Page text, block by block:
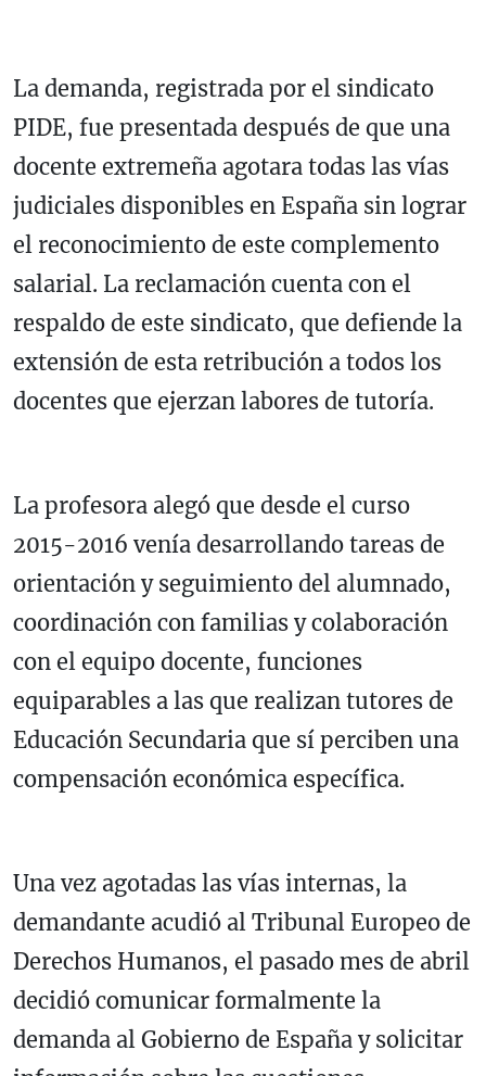
La demanda, registrada por el sindicato
PIDE, fue presentada después de que una
docente extremeña agotara todas las vías
judiciales disponibles en España sin lograr
el reconocimiento de este complemento
salarial. La reclamación cuenta con el
respaldo de este sindicato, que defiende la
extensión de esta retribución a todos los
docentes que ejerzan labores de tutoría.
La profesora alegó que desde el curso
2015-2016 venía desarrollando tareas de
orientación y seguimiento del alumnado,
coordinación con familias y colaboración
con el equipo docente, funciones
equiparables a las que realizan tutores de
Educación Secundaria que sí perciben una
compensación económica específica.
Una vez agotadas las vías internas, la
demandante acudió al Tribunal Europeo de
Derechos Humanos, el pasado mes de abril
decidió comunicar formalmente la
demanda al Gobierno de España y solicitar